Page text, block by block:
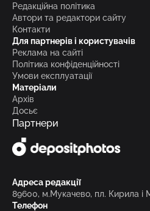
Редакційна політика
Автори та редактори сайту
Контакти
Для партнерів і користувачів
Реклама на сайті
Політика конфіденційності
Умови експлуатації
Матеріали
Архів
Досьє
Партнери
Адреса редакції
89600, м.Мукачево, пл. Кирила і
Телефон